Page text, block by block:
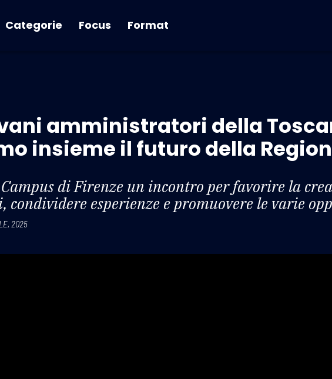
Categorie Focus Format
amministratori della
insieme il futuro della
di Firenze un incontro per favorire la
esperienze e promuovere le varie
2025